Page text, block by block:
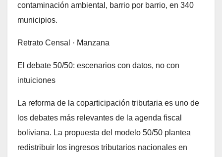
contaminación ambiental, barrio por barrio, en 340
municipios.
Retrato Censal · Manzana
El debate 50/50: escenarios con datos, no con
intuiciones
La reforma de la coparticipación tributaria es uno de
los debates más relevantes de la agenda fiscal
boliviana. La propuesta del modelo 50/50 plantea
redistribuir los ingresos tributarios nacionales en